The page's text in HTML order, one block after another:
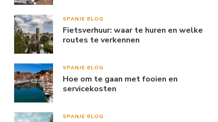
SPANJE BLOG
Fietsverhuur: waar te huren en welke
routes te verkennen
SPANJE BLOG
Hoe om te gaan met fooien en
servicekosten
SPANJE BLOG